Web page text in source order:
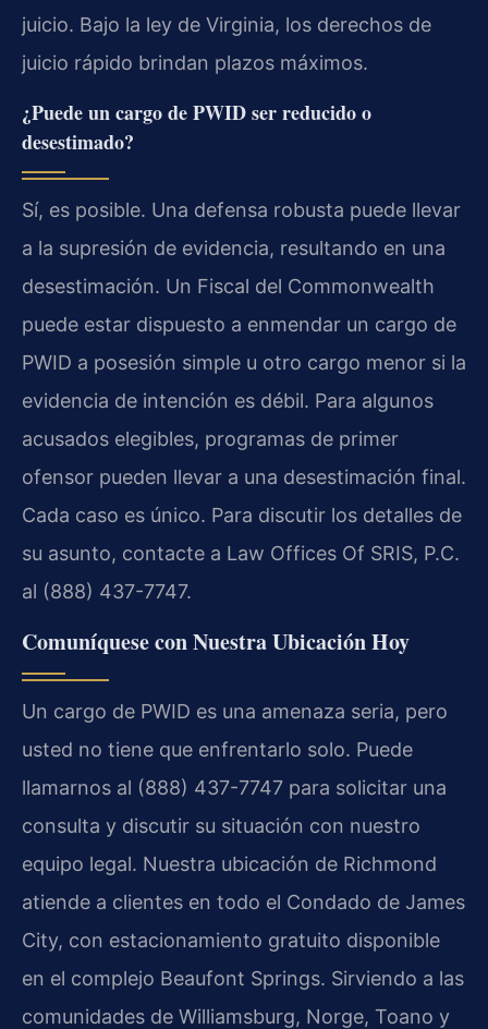
juicio. Bajo la ley de Virginia, los derechos de
juicio rápido brindan plazos máximos.
¿Puede un cargo de PWID ser reducido o
desestimado?
Sí, es posible. Una defensa robusta puede llevar
a la supresión de evidencia, resultando en una
desestimación. Un Fiscal del Commonwealth
puede estar dispuesto a enmendar un cargo de
PWID a posesión simple u otro cargo menor si la
evidencia de intención es débil. Para algunos
acusados elegibles, programas de primer
ofensor pueden llevar a una desestimación final.
Cada caso es único. Para discutir los detalles de
su asunto, contacte a Law Offices Of SRIS, P.C.
al (888) 437-7747.
Comuníquese con Nuestra Ubicación Hoy
Un cargo de PWID es una amenaza seria, pero
usted no tiene que enfrentarlo solo. Puede
llamarnos al (888) 437-7747 para solicitar una
consulta y discutir su situación con nuestro
equipo legal. Nuestra ubicación de Richmond
atiende a clientes en todo el Condado de James
City, con estacionamiento gratuito disponible
en el complejo Beaufont Springs. Sirviendo a las
comunidades de Williamsburg, Norge, Toano y